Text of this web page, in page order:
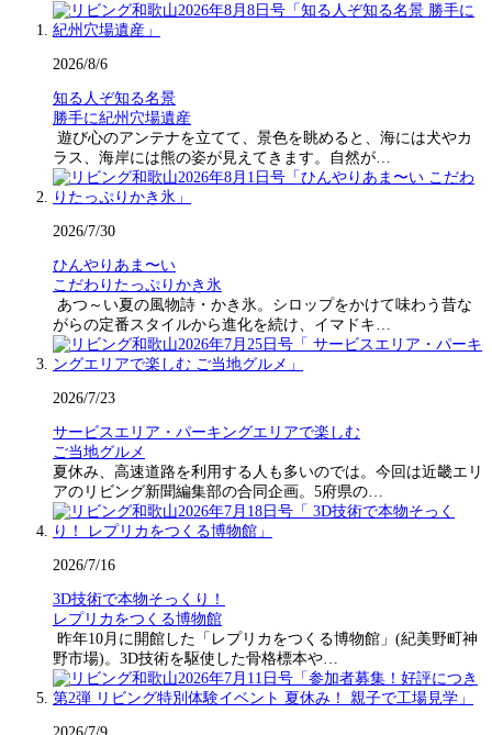
2026/8/6
知る人ぞ知る名景
勝手に紀州穴場遺産
遊び心のアンテナを立てて、景色を眺めると、海には犬やカ
ラス、海岸には熊の姿が見えてきます。自然が…
2026/7/30
ひんやりあま〜い
こだわりたっぷりかき氷
あつ～い夏の風物詩・かき氷。シロップをかけて味わう昔な
がらの定番スタイルから進化を続け、イマドキ…
2026/7/23
サービスエリア・パーキングエリアで楽しむ
ご当地グルメ
夏休み、高速道路を利用する人も多いのでは。今回は近畿エリ
アのリビング新聞編集部の合同企画。5府県の…
2026/7/16
3D技術で本物そっくり！
レプリカをつくる博物館
昨年10月に開館した「レプリカをつくる博物館」(紀美野町神
野市場)。3D技術を駆使した骨格標本や…